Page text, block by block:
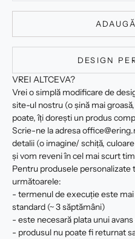
DESIGN
VREI ALTCEVA?
Vrei o simplă modificare de
site-ul nostru (o șină mai
poate, îți dorești un produs
Scrie-ne la adresa
detalii (o imagine/ schiță,
și vom reveni în cel mai scurt
Pentru produsele personalizate
următoarele:
- termenul de execuție este
standard (~ 3 săptămâni)
- este necesară plata unui
- produsul nu poate fi returnat